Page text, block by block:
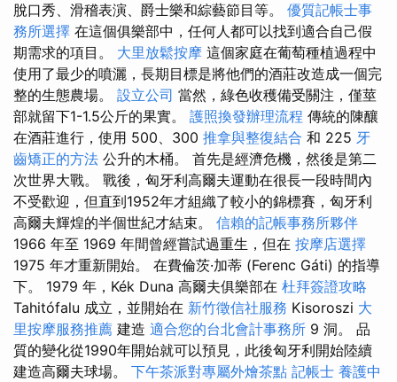
脫口秀、滑稽表演、爵士樂和綜藝節目等。 優質記帳士事
務所選擇 在這個俱樂部中，任何人都可以找到適合自己假
期需求的項目。 大里放鬆按摩 這個家庭在葡萄種植過程中
使用了最少的噴灑，長期目標是將他們的酒莊改造成一個完
整的生態農場。 設立公司 當然，綠色收穫備受關注，僅莖
部就留下1-1.5公斤的果實。 護照換發辦理流程 傳統的陳釀
在酒莊進行，使用 500、300 推拿與整復結合 和 225 牙
齒矯正的方法 公升的木桶。 首先是經濟危機，然後是第二
次世界大戰。 戰後，匈牙利高爾夫運動在很長一段時間內
不受歡迎，但直到1952年才組織了較小的錦標賽，匈牙利
高爾夫輝煌的半個世紀才結束。 信賴的記帳事務所夥伴
1966 年至 1969 年間曾經嘗試過重生，但在 按摩店選擇
1975 年才重新開始。 在費倫茨·加蒂 (Ferenc Gáti) 的指導
下。 1979 年，Kék Duna 高爾夫俱樂部在 杜拜簽證攻略
Tahitófalu 成立，並開始在 新竹徵信社服務 Kisoroszi 大
里按摩服務推薦 建造 適合您的台北會計事務所 9 洞。 品
質的變化從1990年開始就可以預見，此後匈牙利開始陸續
建造高爾夫球場。 下午茶派對專屬外燴茶點 記帳士 養護中